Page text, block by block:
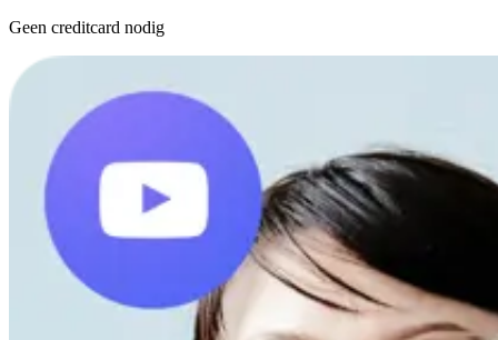
Geen creditcard nodig